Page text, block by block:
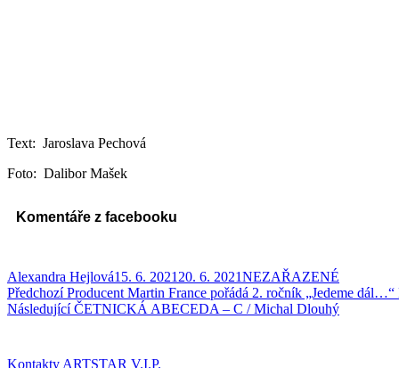
Text: Jaroslava Pechová
Foto: Dalibor Mašek
Komentáře z facebooku
Autor:
Alexandra HejlováPublikováno:
15. 6. 2021 20. 6. 2021Rubriky:
NEZAŘAZENÉ
Navigace
pro
Předchozí Předchozí
příspěvek:
Producent Martin France pořádá 2. ročník „Jedeme dál…“
Následující Následující
ČETNICKÁ ABECEDA – C / Michal Dlouhý
Kontakty ARTSTAR V.I.P.